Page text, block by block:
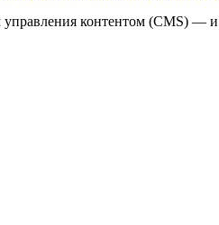
управления контентом (CMS)